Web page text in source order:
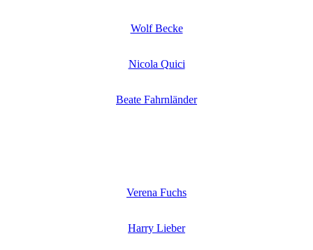
Wolf Becke
Nicola Quici
Beate Fahrnländer
Verena Fuchs
Harry Lieber